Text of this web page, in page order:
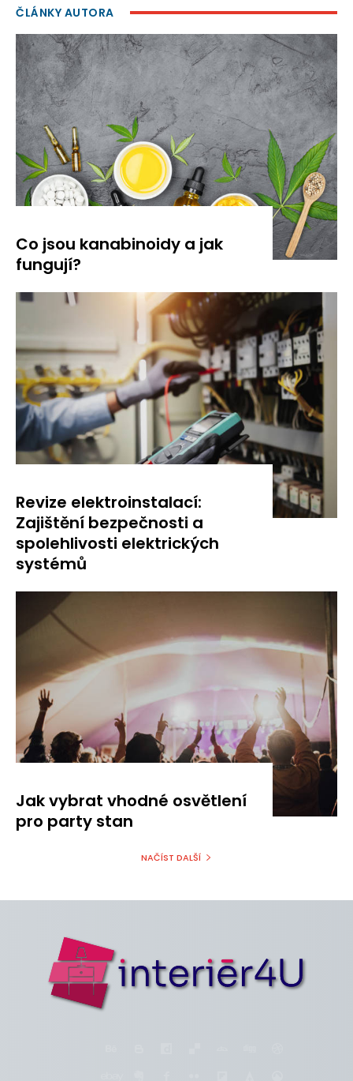
ČLÁNKY AUTORA
Co jsou kanabinoidy a jak
fungují?
Revize elektroinstalací:
Zajištění bezpečnosti a
spolehlivosti elektrických
systémů
Jak vybrat vhodné osvětlení
pro party stan
NAČÍST DALŠÍ